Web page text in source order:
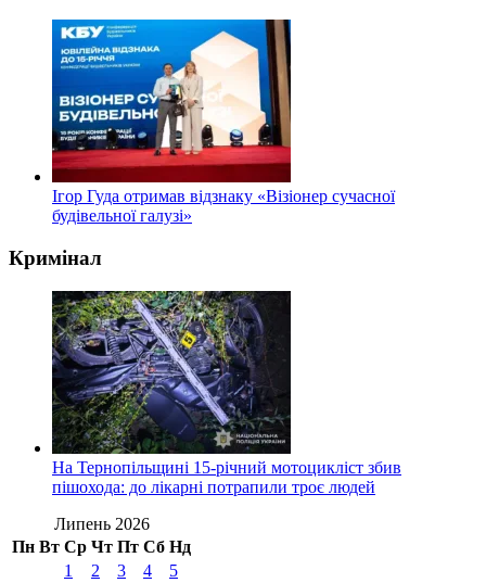
Ігор Гуда отримав відзнаку «Візіонер сучасної
будівельної галузі»
Кримінал
На Тернопільщині 15-річний мотоцикліст збив
пішохода: до лікарні потрапили троє людей
Липень 2026
Пн Вт Ср Чт Пт Сб Нд
1
2 3 4
5